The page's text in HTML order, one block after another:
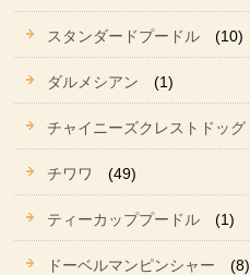
スタンダードプードル (10)
ダルメシアン (1)
チャイニーズクレストドッグ
チワワ (49)
ティーカッププードル (1)
ドーベルマンピンシャー (8)